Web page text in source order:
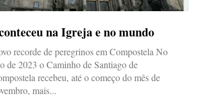
na Igreja e no mundo
recorde de peregrinos em Compostela No
de 2023 o Caminho de Santiago de
recebeu, até o começo do mês de
mais...